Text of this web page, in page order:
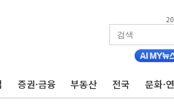
증권·금융 부동산 전국 문화·
' 기념식...지역축제 '불금전파, 송정'과 상생
단지 지정 준비 본격화…'AI 데이터 기반 메디
도로 4중 추돌…1명 심정지·5명 부상